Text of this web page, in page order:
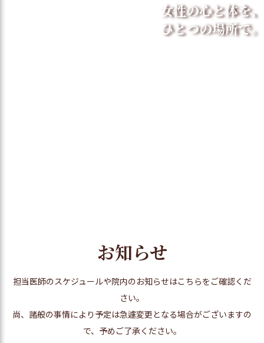
女性の心と体を、
ひとつの場所で。
お知らせ
担当医師のスケジュールや院内のお知らせはこちらをご確認くだ
さい。
尚、諸般の事情により予定は急遽変更となる場合がございますの
で、予めご了承ください。